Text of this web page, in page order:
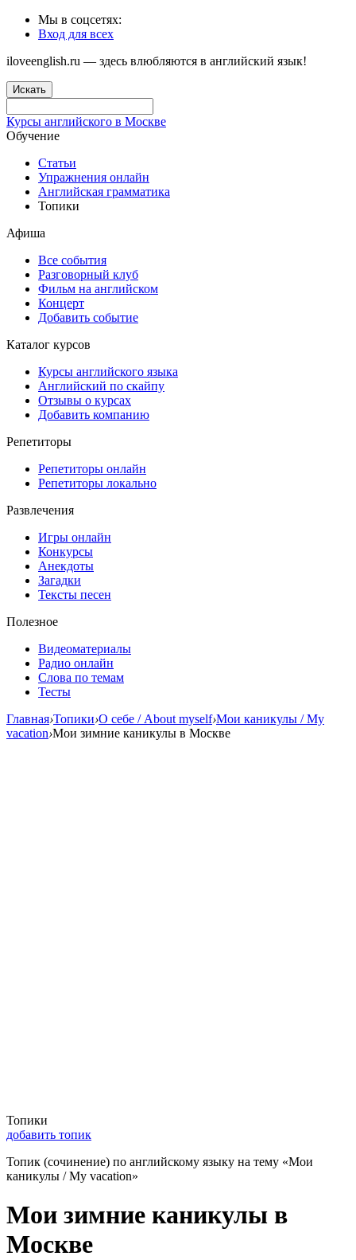
Мы в соцсетях:
Вход для всех
iloveenglish.ru — здесь влюбляются в английский язык!
Искать
Курсы английского в Москве
Обучение
Статьи
Упражнения онлайн
Английская грамматика
Топики
Афиша
Все события
Разговорный клуб
Фильм на английском
Концерт
Добавить событие
Каталог курсов
Курсы английского языка
Английский по скайпу
Отзывы о курсах
Добавить компанию
Репетиторы
Репетиторы онлайн
Репетиторы локально
Развлечения
Игры онлайн
Конкурсы
Анекдоты
Загадки
Тексты песен
Полезное
Видеоматериалы
Радио онлайн
Слова по темам
Тесты
Главная›Топики›О себе / About myself›Мои каникулы / My
vacation›Мои зимние каникулы в Москве
Топики
добавить топик
Топик (сочинение) по английскому языку на тему «Мои
каникулы / My vacation»
Мои зимние каникулы в
Москве